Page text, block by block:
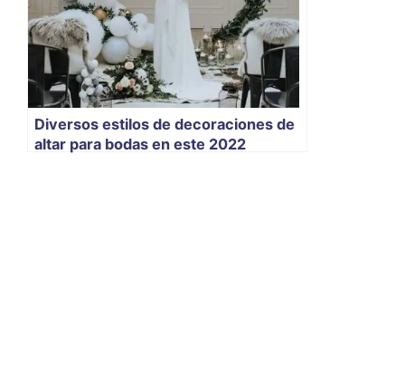
Diversos estilos de decoraciones de
altar para bodas en este 2022